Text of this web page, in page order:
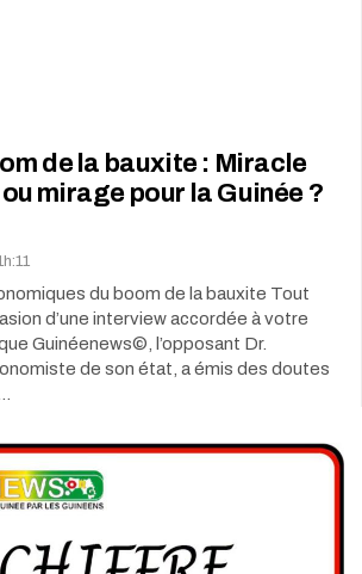
de la bauxite : Miracle
mirage pour la Guinée ?
du boom de la bauxite Tout
d’une interview accordée à votre
Guinéenews©, l’opposant Dr.
de son état, a émis des doutes